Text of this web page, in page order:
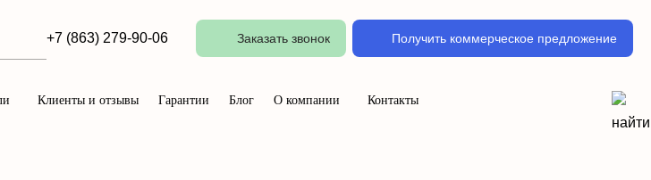
+7 (863) 279-90-06 Заказать звонок Получить коммерческое предложение
Клиенты и отзывы Гарантии Блог О компании Контакты